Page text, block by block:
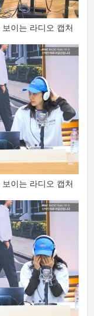
이는 라디오 캡처
이는 라디오 캡처